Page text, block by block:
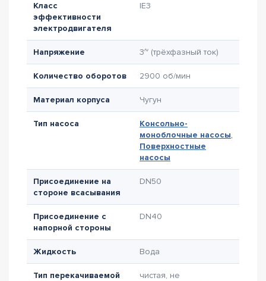
Класс
эффективности
электродвигателя
IE3
Напряжение 3~ (трёхфазный ток)
Количество оборотов 2900 об/мин
Материал корпуса Чугун
Тип насоса
Консольно-
моноблочные насосы,
Поверхностные
насосы
Присоединение на
стороне всасывания
DN50
Присоединение с
напорной стороны
DN40
Жидкость Вода
Тип перекачиваемой
чистая, не